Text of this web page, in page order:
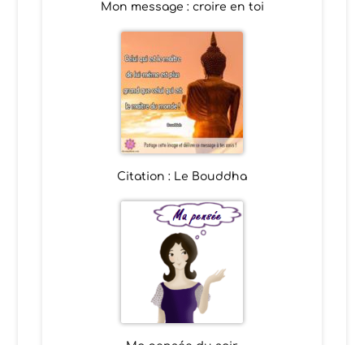
Mon message : croire en toi
Citation : Le Bouddha